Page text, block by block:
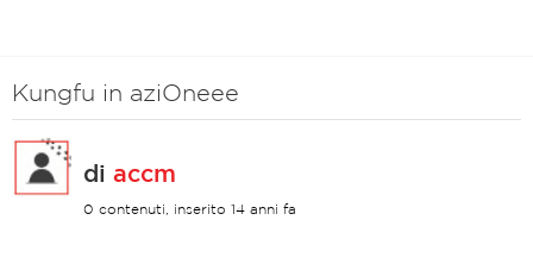
Kungfu in aziOneee
di accm
0 contenuti, inserito 14 anni fa